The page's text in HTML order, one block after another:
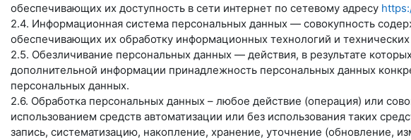
обеспечивающих их доступность в сети интернет по сетевому адресу
2.4. Информационная система персональных данных — совокупность
обеспечивающих их обработку информационных технологий и технических
2.5. Обезличивание персональных данных — действия, в результате
дополнительной информации принадлежность персональных данных
персональных данных.
2.6. Обработка персональных данных – любое действие (операция) или
использованием средств автоматизации или без использования таких
запись, систематизацию, накопление, хранение, уточнение (обновление,